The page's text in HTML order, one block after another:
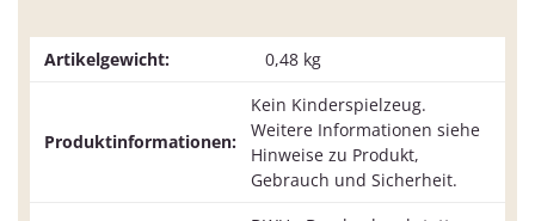
Artikelgewicht: 0,48 kg
Produktinformationen:
Kein Kinderspielzeug.
Weitere Informationen siehe
Hinweise zu Produkt,
Gebrauch und Sicherheit.